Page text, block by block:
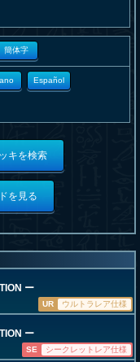
簡体字
Español
キを検索
を見る
ー
UR
ウルトラレア仕様
ー
SE
シークレットレア仕様